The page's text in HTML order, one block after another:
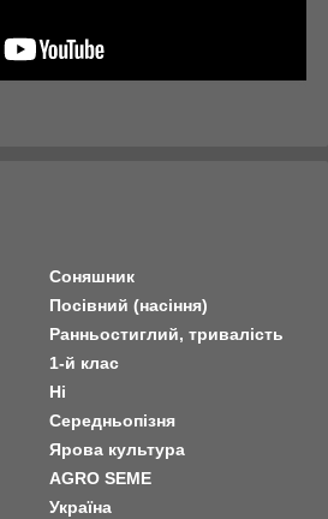
Соняшник
Посівний (насіння)
Ранньостиглий, тривалість
1-й клас
Ні
Середньопізня
Ярова культура
AGRO SEME
Україна